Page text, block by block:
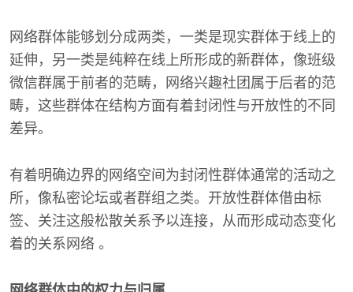
网络群体能够划分成两类，一类是现实群体于线上的
延伸，另一类是纯粹在线上所形成的新群体，像班级
微信群属于前者的范畴，网络兴趣社团属于后者的范
畴，这些群体在结构方面有着封闭性与开放性的不同
差异。
有着明确边界的网络空间为封闭性群体通常的活动之
所，像私密论坛或者群组之类。开放性群体借由标
签、关注这般松散关系予以连接，从而形成动态变化
着的关系网络 。